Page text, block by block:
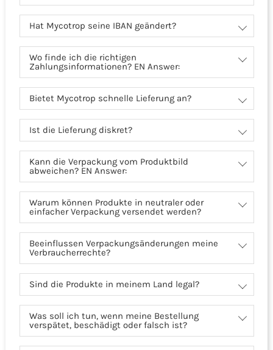
Hat Mycotrop seine IBAN geändert?
Wo finde ich die richtigen
Zahlungsinformationen? EN Answer:
Bietet Mycotrop schnelle Lieferung an?
Ist die Lieferung diskret?
Kann die Verpackung vom Produktbild
abweichen? EN Answer:
Warum können Produkte in neutraler oder
einfacher Verpackung versendet werden?
Beeinflussen Verpackungsänderungen meine
Verbraucherrechte?
Sind die Produkte in meinem Land legal?
Was soll ich tun, wenn meine Bestellung
verspätet, beschädigt oder falsch ist?